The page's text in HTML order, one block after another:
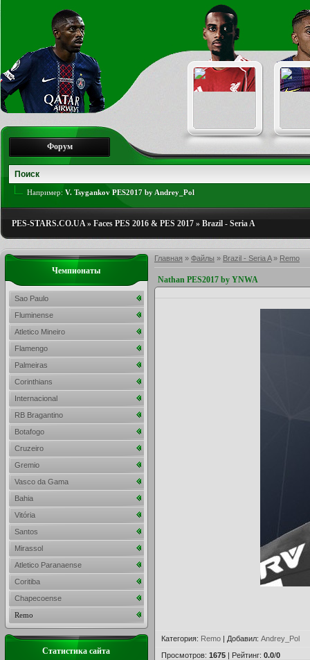
Форум
Например: V. Tsygankov PES2017 by Andrey_Pol
PES-STARS.CO.UA» Faces PES 2016 & PES 2017 » Brazil - Seria A
Главная » Файлы » Brazil - Seria A» Remo
Nathan PES2017 by YNWA
Категория: Remo | Добавил: Andrey_Pol
Просмотров: 1675 | Рейтинг: 0.0/0
Чемпионаты
Sao Paulo
Fluminense
Atletico Mineiro
Flamengo
Palmeiras
Corinthians
Internacional
RB Bragantino
Botafogo
Cruzeiro
Gremio
Vasco da Gama
Bahia
Vitória
Santos
Mirassol
Atletico Paranaense
Coritiba
Chapecoense
Remo
Статистика сайта